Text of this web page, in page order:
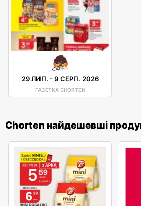
29 ЛИП. -9 СЕРП. 2026
ГАЗЕТКА CHORTEN
Chorten найдешевші